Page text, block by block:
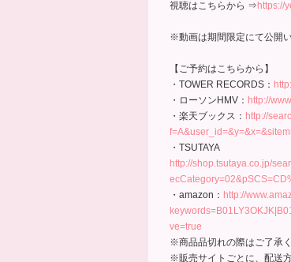
視聴はこちらから ⇒ https://
※動画は期間限定にて公開
【ご予約はこちらから】
・TOWER RECORDS：
・ローソンHMV： http://
・楽天ブックス： http://
・TSUTAYA
http://shop.tsutaya.co.jp/
・amazon： http://
ve=true
※商品品切れの際はご了承く
※販売サイトごとに、配送